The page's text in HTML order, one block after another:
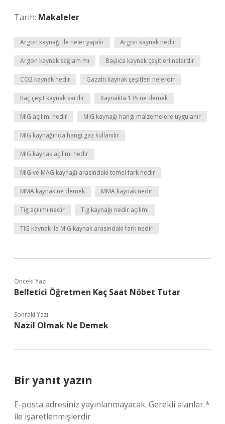
Tarih: Makaleler
Argon kaynağı ile neler yapılır Argon kaynak nedir
Argon kaynak sağlam mı Başlıca kaynak çeşitleri nelerdir
CO2 kaynak nedir Gazaltı kaynak çeşitleri nelerdir
Kaç çeşit kaynak vardır Kaynakta 135 ne demek
MIG açılımı nedir MIG kaynağı hangi malzemelere uygulanır
MIG kaynağında hangi gaz kullanılır
MIG kaynak açılımı nedir
MIG ve MAG kaynağı arasındaki temel fark nedir
MMA kaynak ne demek MMA kaynak nedir
Tig açılımı nedir Tig kaynağı nedir açılımı
TIG kaynak ile MIG kaynak arasındaki fark nedir
Önceki Yazı
Belletici Öğretmen Kaç Saat Nöbet Tutar
Sonraki Yazı
Nazil Olmak Ne Demek
Bir yanıt yazın
E-posta adresiniz yayınlanmayacak. Gerekli alanlar*
ile işaretlenmişlerdir